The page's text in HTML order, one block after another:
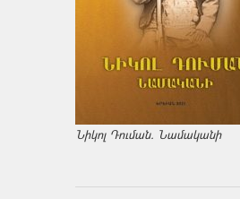
Նիկոլ Դուման. Նամականի